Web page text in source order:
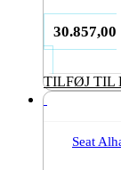
30.857,00
TILFØJ TIL
Seat